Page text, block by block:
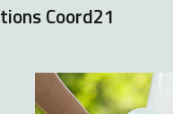
Coord21